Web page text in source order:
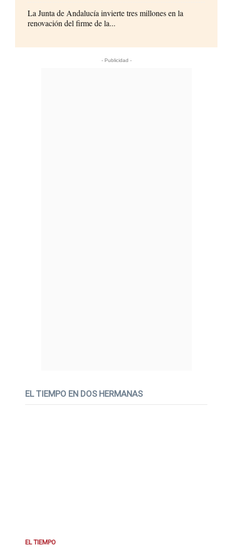
La Junta de Andalucía invierte tres millones en la
renovación del firme de la...
- Publicidad -
EL TIEMPO EN DOS HERMANAS
EL TIEMPO